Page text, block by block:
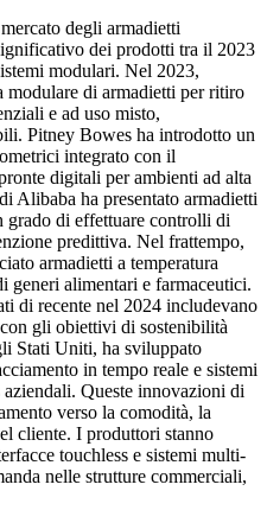
degli armadietti
dei prodotti tra il 2023
modulari. Nel 2023,
modulare di armadietti per ritiro
e ad uso misto,
Pitney Bowes ha introdotto un
integrato con il
digitali per ambienti ad alta
Alibaba ha presentato armadietti
di effettuare controlli di
predittiva. Nel frattempo,
armadietti a temperatura
generi alimentari e farmaceutici.
di recente nel 2024 includevano
gli obiettivi di sostenibilità
Stati Uniti, ha sviluppato
in tempo reale e sistemi
Queste innovazioni di
verso la comodità, la
cliente. I produttori stanno
touchless e sistemi multi-
nelle strutture commerciali,